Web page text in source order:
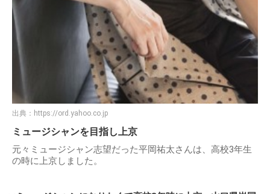
出典： https://ord.yahoo.co.jp
ミュージシャンを目指し上京
元々ミュージシャン志望だった平岡祐太さんは、高校3年生
の時に上京しました。